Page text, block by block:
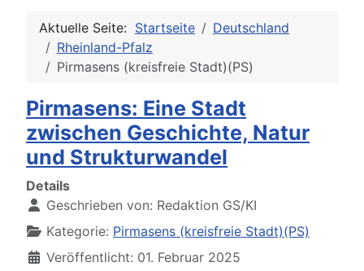
Aktuelle Seite: Startseite
Deutschland
Rheinland-Pfalz
Pirmasens (kreisfreie Stadt)(PS)
Pirmasens: Eine Stadt
zwischen Geschichte, Natur
und Strukturwandel
Details
Geschrieben von: Redaktion GS/KI
Kategorie: Pirmasens (kreisfreie Stadt)(PS)
Veröffentlicht: 01. Februar 2025